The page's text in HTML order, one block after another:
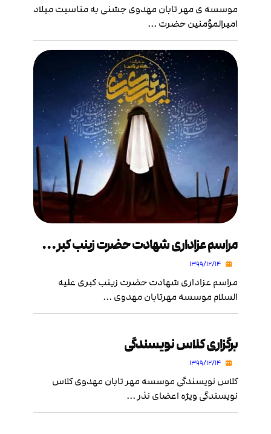
موسسه ی مهر تابان مهدوی جشنی به مناسبت میلاد
امیرالمؤمنین حضرت ...
مراسم عزاداری شهادت حضرت زینب کبری (س)
۱۳۹۹/۱۲/۱۴
مراسم عزاداری شهادت حضرت زینب کبری علیه
السلام موسسه مهرتابان مهدوی ...
برگزاری کلاس نویسندگی
۱۳۹۹/۱۲/۱۴
کلاس نویسندگی موسسه مهر تابان مهدوی کلاس
نویسندگی ویژه اعضای نذر ...